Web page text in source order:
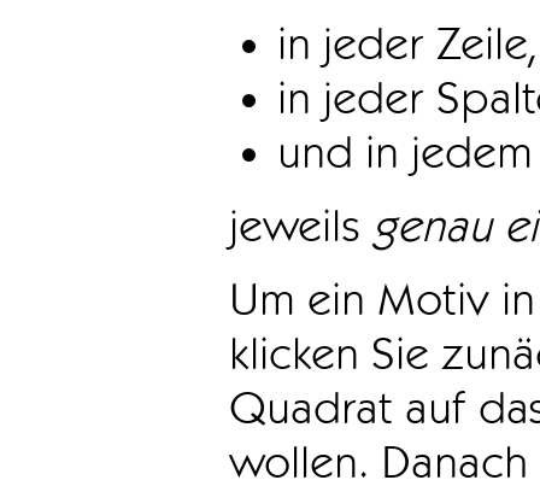
in jeder Zeile,
in jeder
und in
jeweils genau
Um ein Motiv
klicken Sie
Quadrat auf
wollen.